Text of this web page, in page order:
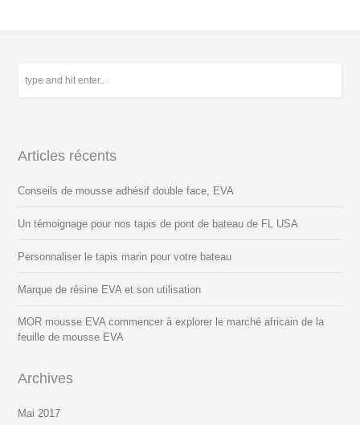
Articles récents
Conseils de mousse adhésif double face, EVA
Un témoignage pour nos tapis de pont de bateau de FL USA
Personnaliser le tapis marin pour votre bateau
Marque de résine EVA et son utilisation
MOR mousse EVA commencer à explorer le marché africain de la
feuille de mousse EVA
Archives
Mai 2017